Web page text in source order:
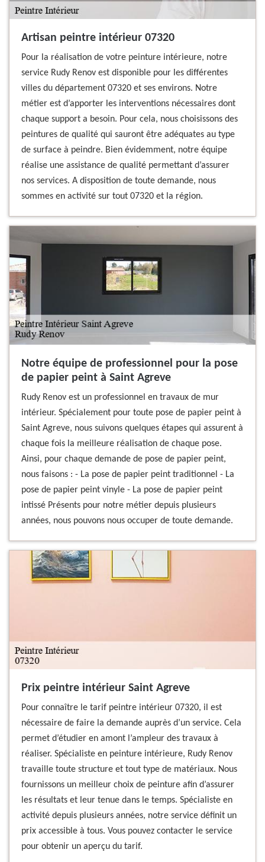
Artisan peintre intérieur 07320
Pour la réalisation de votre peinture intérieure, notre
service Rudy Renov est disponible pour les différentes
villes du département 07320 et ses environs. Notre
métier est d’apporter les interventions nécessaires dont
chaque support a besoin. Pour cela, nous choisissons des
peintures de qualité qui sauront être adéquates au type
de surface à peindre. Bien évidemment, notre équipe
réalise une assistance de qualité permettant d’assurer
nos services. A disposition de toute demande, nous
sommes en activité sur tout 07320 et la région.
Notre équipe de professionnel pour la pose
de papier peint à Saint Agreve
Rudy Renov est un professionnel en travaux de mur
intérieur. Spécialement pour toute pose de papier peint à
Saint Agreve, nous suivons quelques étapes qui assurent à
chaque fois la meilleure réalisation de chaque pose.
Ainsi, pour chaque demande de pose de papier peint,
nous faisons : - La pose de papier peint traditionnel - La
pose de papier peint vinyle - La pose de papier peint
intissé Présents pour notre métier depuis plusieurs
années, nous pouvons nous occuper de toute demande.
Prix peintre intérieur Saint Agreve
Pour connaître le tarif peintre intérieur 07320, il est
nécessaire de faire la demande auprès d’un service. Cela
permet d’étudier en amont l’ampleur des travaux à
réaliser. Spécialiste en peinture intérieure, Rudy Renov
travaille toute structure et tout type de matériaux. Nous
fournissons un meilleur choix de peinture afin d’assurer
les résultats et leur tenue dans le temps. Spécialiste en
activité depuis plusieurs années, notre service définit un
prix accessible à tous. Vous pouvez contacter le service
pour obtenir un aperçu du tarif.